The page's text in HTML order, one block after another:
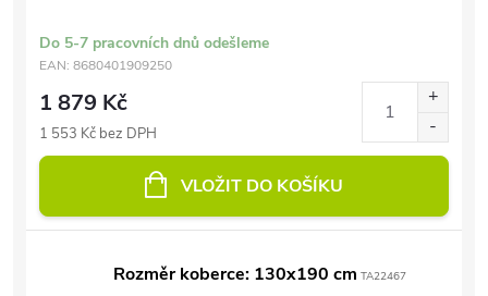
Do 5-7 pracovních dnů odešleme
EAN: 8680401909250
1 879 Kč
1 553 Kč bez DPH
VLOŽIT DO KOŠÍKU
Rozměr koberce: 130x190 cm TA22467